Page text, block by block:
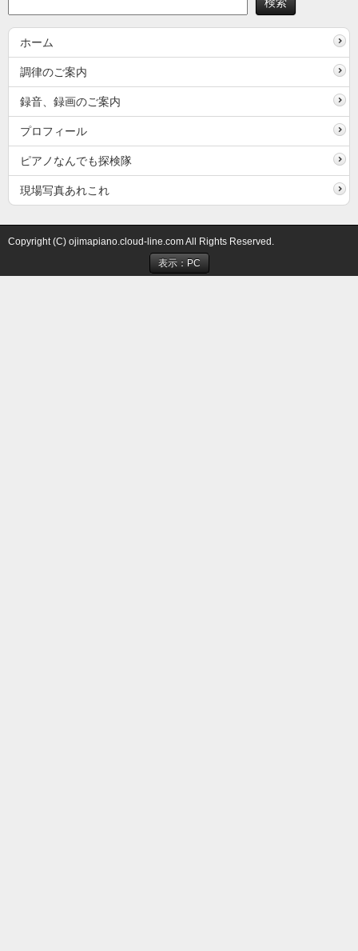
ホーム
調律のご案内
録音、録画のご案内
プロフィール
ピアノなんでも探検隊
現場写真あれこれ
Copyright (C) ojimapiano.cloud-line.com All Rights Reserved.
表示：PC